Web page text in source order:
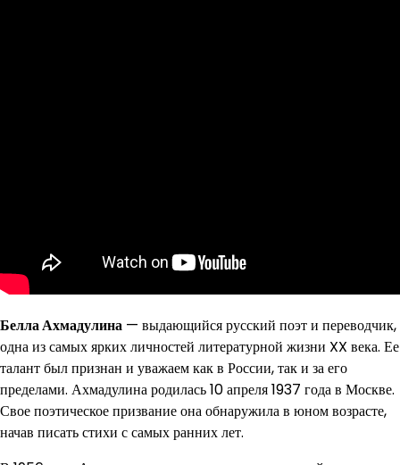
Белла Ахмадулина — выдающийся русский поэт и переводчик,
одна из самых ярких личностей литературной жизни XX века. Ее
талант был признан и уважаем как в России, так и за его
пределами. Ахмадулина родилась 10 апреля 1937 года в Москве.
Свое поэтическое призвание она обнаружила в юном возрасте,
начав писать стихи с самых ранних лет.